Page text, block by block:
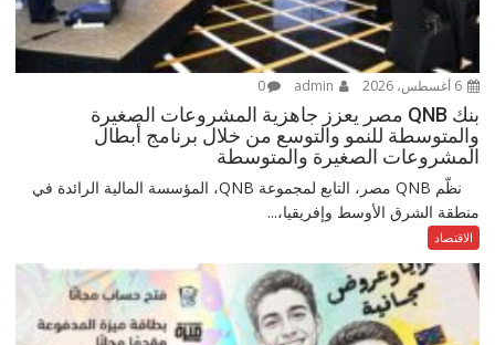
6 أغسطس، 2026 0
بنك QNB مصر يعزز جاهزية المشروعات الصغيرة
والمتوسطة للنمو والتوسع من خلال برنامج أبطال
المشروعات الصغيرة والمتوسطة
نظّم QNB مصر، التابع لمجموعة QNB، المؤسسة المالية الرائدة في
منطقة الشرق الأوسط وإفريقيا،...
الاقتصاد